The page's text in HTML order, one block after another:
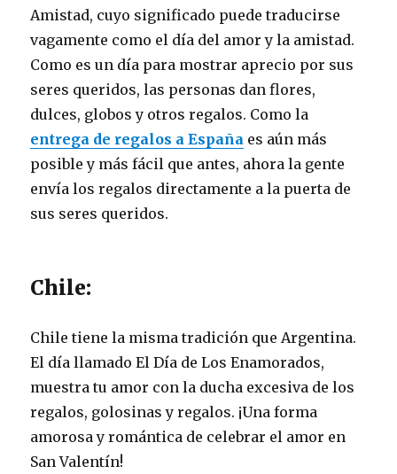
Amistad, cuyo significado puede traducirse
vagamente como el día del amor y la amistad.
Como es un día para mostrar aprecio por sus
seres queridos, las personas dan flores,
dulces, globos y otros regalos. Como la
entrega de regalos a España es aún más
posible y más fácil que antes, ahora la gente
envía los regalos directamente a la puerta de
sus seres queridos.
Chile:
Chile tiene la misma tradición que Argentina.
El día llamado El Día de Los Enamorados,
muestra tu amor con la ducha excesiva de los
regalos, golosinas y regalos. ¡Una forma
amorosa y romántica de celebrar el amor en
San Valentín!